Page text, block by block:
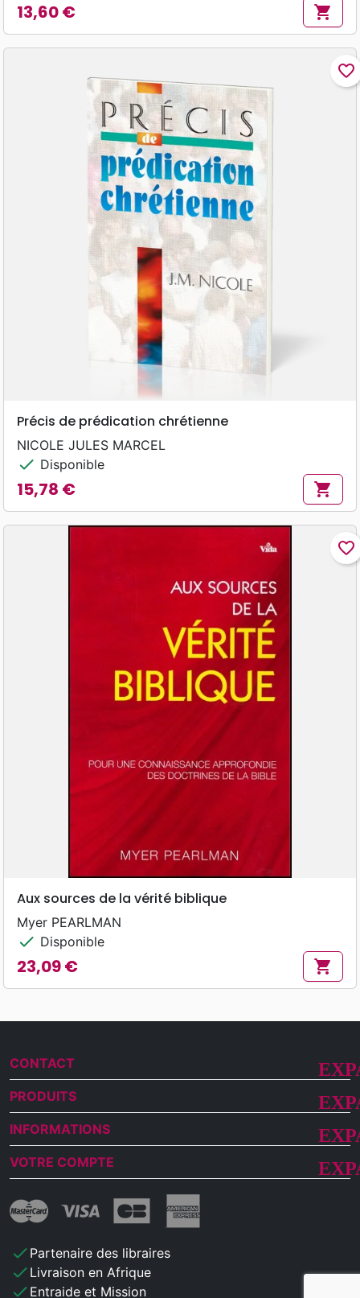
Prix
13,60 € shopping_cart
favorite_border
Précis de prédication chrétienne
NICOLE JULES MARCEL
check Disponible
Prix
15,78 € shopping_cart
favorite_border
Aux sources de la vérité biblique
Myer PEARLMAN
check Disponible
Prix
23,09 € shopping_cart
CONTACT
PRODUITS
INFORMATIONS
VOTRE COMPTE
check Partenaire des libraires
check Livraison en Afrique
check Entraide et Mission